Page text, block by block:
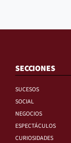
SECCIONES
SUCESOS
SOCIAL
NEGOCIOS
ESPECTÁCULOS
CURIOSIDADES